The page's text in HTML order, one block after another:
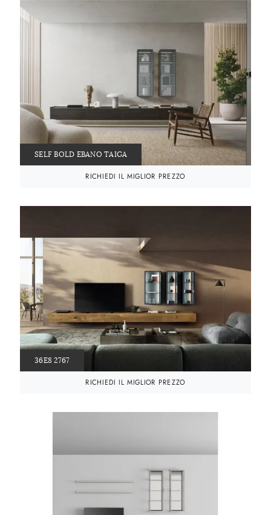
SELF BOLD EBANO TAIGA
RICHIEDI IL MIGLIOR PREZZO
36E8 2767
RICHIEDI IL MIGLIOR PREZZO